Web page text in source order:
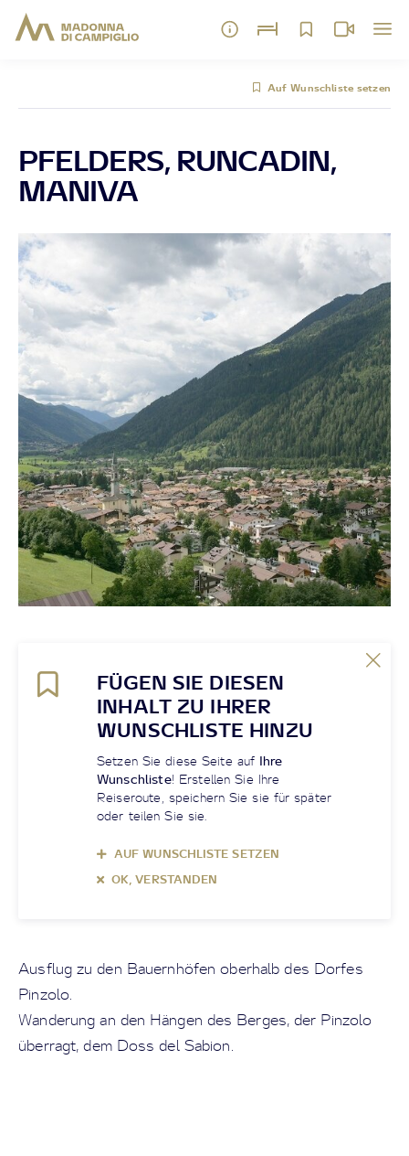
Auf Wunschliste setzen
PFELDERS, RUNCADIN,
MANIVA
FÜGEN SIE DIESEN
INHALT ZU IHRER
WUNSCHLISTE HINZU
Setzen Sie diese Seite auf Ihre
Wunschliste! Erstellen Sie Ihre
Reiseroute, speichern Sie sie für später
oder teilen Sie sie.
AUF WUNSCHLISTE SETZEN
OK, VERSTANDEN
Ausflug zu den Bauernhöfen oberhalb des Dorfes
Pinzolo.
Wanderung an den Hängen des Berges, der Pinzolo
überragt, dem Doss del Sabion.